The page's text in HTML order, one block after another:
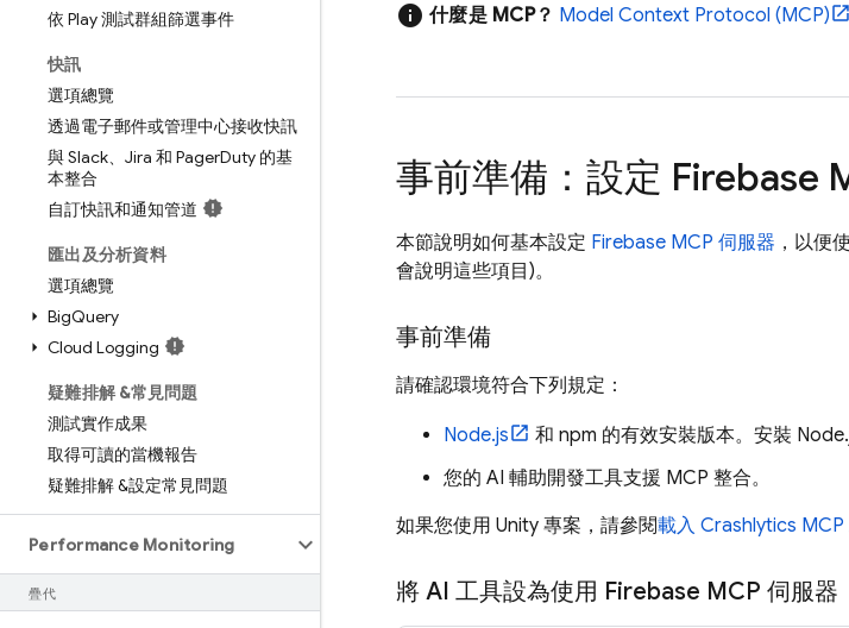
依 Play 測試群組篩選事件
快訊
選項總覽
透過電子郵件或管理中心接收快訊
與 Slack、Jira 和 PagerDuty 的基
本整合
自訂快訊和通知管道
匯出及分析資料
選項總覽
BigQuery
Cloud Logging
疑難排解 &常見問題
測試實作成果
取得可讀的當機報告
疑難排解 &設定常見問題
Performance Monitoring
疊代
info 什麼是 MCP？ Model Context Protocol (MCP)
事前準備：設定 Firebase
本節說明如何基本設定 Firebase MCP 伺服器 ，以便
會說明這些項目)。
事前準備
請確認環境符合下列規定：
Node.js
和 npm 的有效安裝版本。安裝
您的 AI 輔助開發工具支援 MCP 整合。
如果您使用 Unity 專案，請參閱載入 Crashlytics
將 AI 工具設為使用 Firebase MCP 伺服器